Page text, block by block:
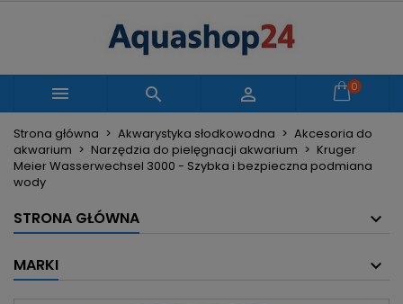
   0
Strona główna Akwarystyka słodkowodna
Akcesoria do
akwarium
Narzędzia do pielęgnacji akwarium
Kruger
Meier Wasserwechsel 3000 - Szybka i bezpieczna podmiana
wody
STRONA GŁÓWNA
MARKI
Moje listy życzeń
add_circle_outline Utwórz nową listę
Utwórz listę życzeń
Nazwa listy życzeń
Utwórz listę życzeń
Zaloguj się
Musisz być zalogowany by zapisać produkty na
swojej liście życzeń.
Anuluj Zaloguj się